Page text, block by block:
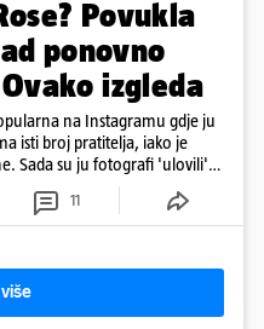
Povukla
ponovno
izgleda
na Instagramu gdje ju
isti broj pratitelja, iako je
Sada su ju fotografi 'ulovili'
11